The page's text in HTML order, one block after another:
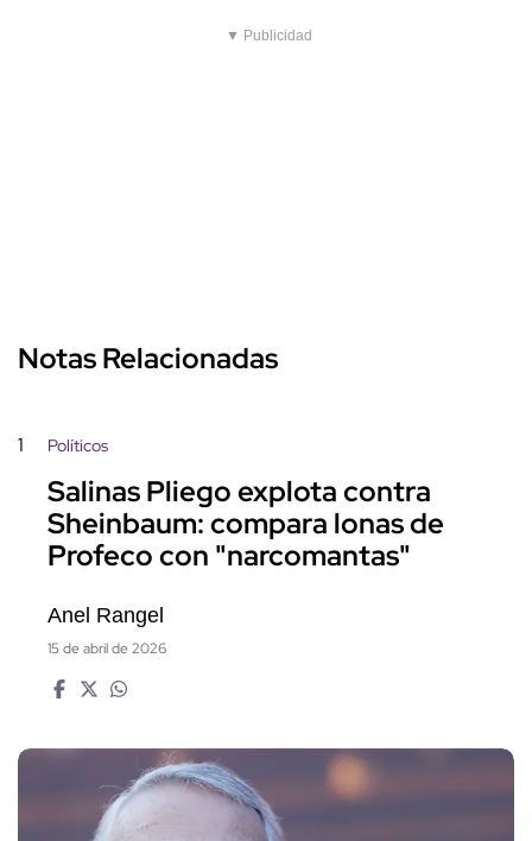
▼ Publicidad
Notas Relacionadas
1 Políticos
Salinas Pliego explota contra
Sheinbaum: compara lonas de
Profeco con "narcomantas"
Anel Rangel
15 de abril de 2026